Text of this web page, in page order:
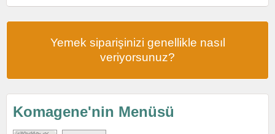
Yemek siparişinizi genellikle nasıl
veriyorsunuz?
Komagene'nin Menüsü